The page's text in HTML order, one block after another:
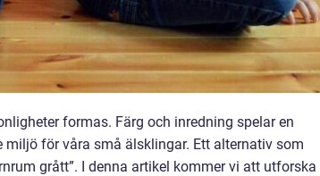
formas. Färg och inredning spelar en
för våra små älsklingar. Ett alternativ som
grått”. I denna artikel kommer vi att utforska